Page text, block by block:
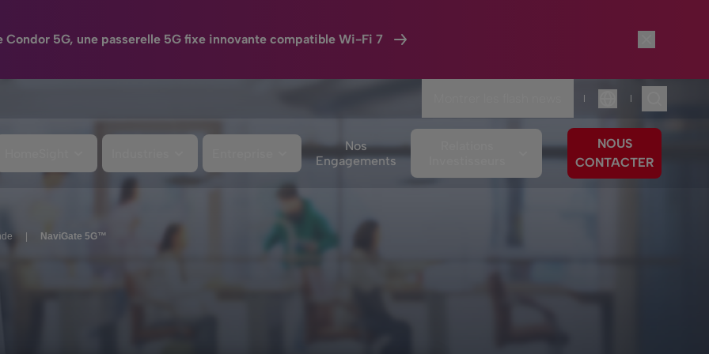
Condor 5G, une passerelle 5G fixe innovante compatible Wi-Fi 7
|
Langue
|
Nos
Engagements
NOUS
CONTACTER
NaviGate 5G™